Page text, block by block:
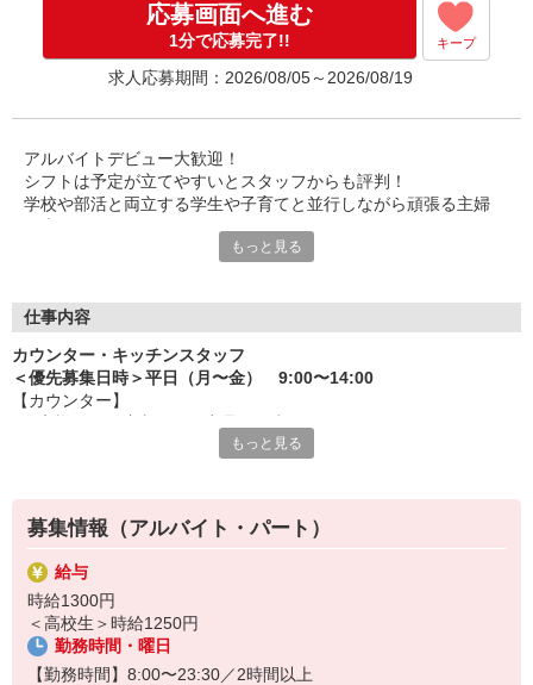
応募画面へ進む
1分で応募完了!! キープ
求人応募期間：2026/08/05～2026/08/19
アルバイトデビュー大歓迎！
シフトは予定が立てやすいとスタッフからも評判！
学校や部活と両立する学生や子育てと並行しながら頑張る主婦
みんなから「働きやすい！」という声が上がっています♪
＜ 未経験でも心配ナシ ＞
先輩によるレクチャーもあるので、
久しぶりのお仕事のパートさんや初アルバイトの学生さんも安心
です♪
オトクな従業員割引があるのも必見！まずは気軽にご応募を☆
もっと見る
仕事内容
カウンター・キッチンスタッフ
＜優先募集日時＞平日（月〜金） 9:00〜14:00
【カウンター】
【キッチン】 ※対面や接客はなし！
■チキンの調理
こだわりの詰まったKFCのチキンをつくるお仕事です。
ひとつひとつ丁寧に粉をまぶして揚げる作業をお任せします。
カンタンな作業なので初めての方もスグに覚えられますし、
作業については丁寧に教えるから心配はいりません
もっと見る
募集情報（アルバイト・パート）
給与
時給1300円
＜高校生＞時給1250円
勤務時間・曜日
【勤務時間】8:00〜23:30／2時間以上